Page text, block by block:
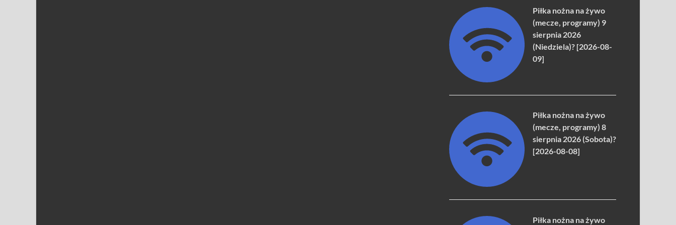
Piłka nożna na żywo
(mecze, programy) 9
sierpnia 2026
(Niedziela)? [2026-08-
09]
Piłka nożna na żywo
(mecze, programy) 8
sierpnia 2026 (Sobota)?
[2026-08-08]
Piłka nożna na żywo